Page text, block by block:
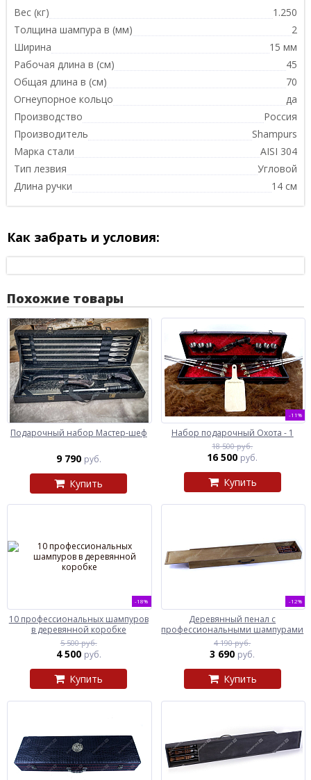
Вес (кг)
1.250
Толщина шампура в (мм)
2
Ширина
15 мм
Рабочая длина в (см)
45
Общая длина в (см)
70
Огнеупорное кольцо
да
Производство
Россия
Производитель
Shampurs
Марка стали
AISI 304
Тип лезвия
Угловой
Длина ручки
14 см
Как забрать и условия:
Похожие товары
Подарочный набор Мастер-шеф
9 790 руб.
Купить
-11%
Набор подарочный Охота - 1
18 500 руб.
16 500 руб.
Купить
-18%
10 профессиональных шампуров
в деревянной коробке
5 500 руб.
4 500 руб.
Купить
-12%
Деревянный пенал с
профессиональными шампурами
4 190 руб.
3 690 руб.
Купить